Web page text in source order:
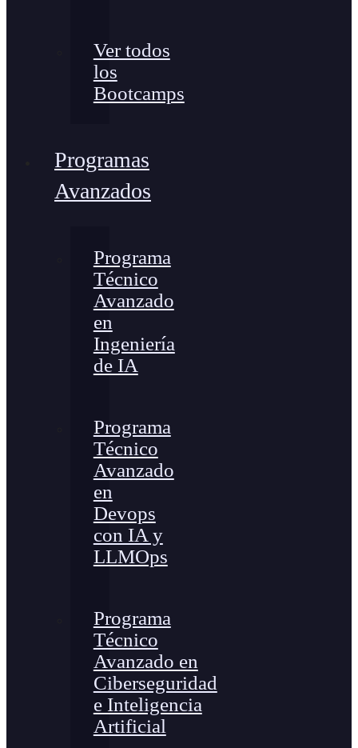
Ver todos
los
Bootcamps
Programas
Avanzados
Programa
Técnico
Avanzado
en
Ingeniería
de IA
Programa
Técnico
Avanzado
en
Devops
con IA y
LLMOps
Programa
Técnico
Avanzado en
Ciberseguridad
e Inteligencia
Artificial